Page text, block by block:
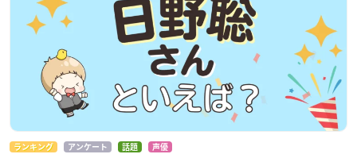
ランキング アンケート 話題 声優